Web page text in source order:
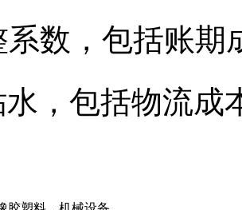
数，包括账期
水，包括物流成